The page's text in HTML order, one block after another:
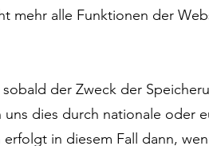
mehr alle Funktionen der
der Zweck der
dies durch nationale oder
in diesem Fall dann,